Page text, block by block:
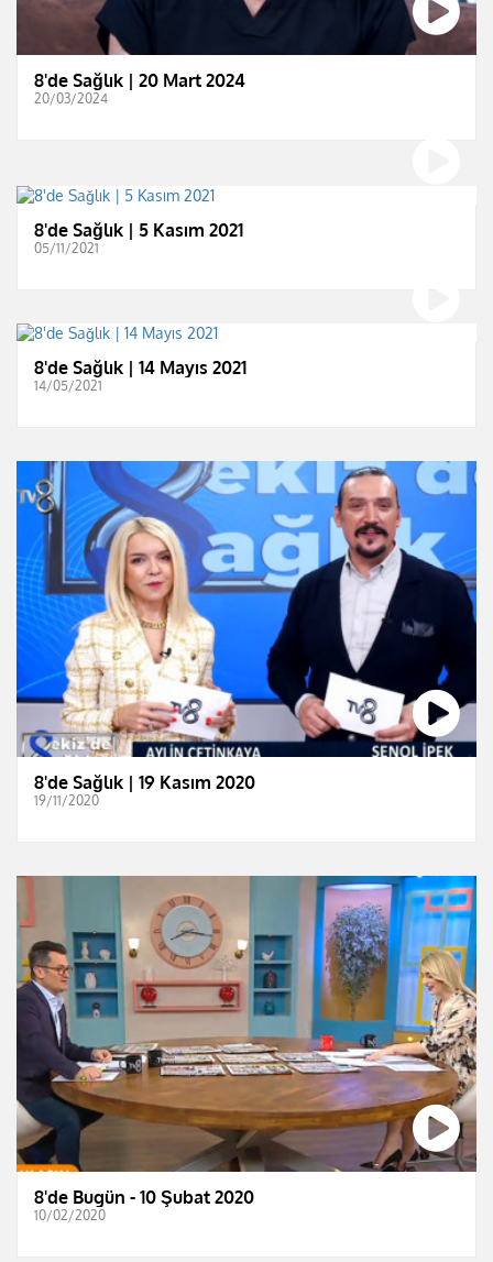
8'de Sağlık | 20 Mart 2024
20/03/2024
8'de Sağlık | 5 Kasım 2021
05/11/2021
8'de Sağlık | 14 Mayıs 2021
14/05/2021
8'de Sağlık | 19 Kasım 2020
19/11/2020
8'de Bugün - 10 Şubat 2020
10/02/2020